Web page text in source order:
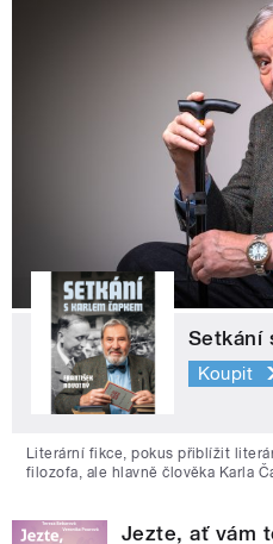
Setkání
Koupit
Literární fikce, pokus přiblížit
filozofa, ale hlavně člověka Karla
Jezte, ať vám